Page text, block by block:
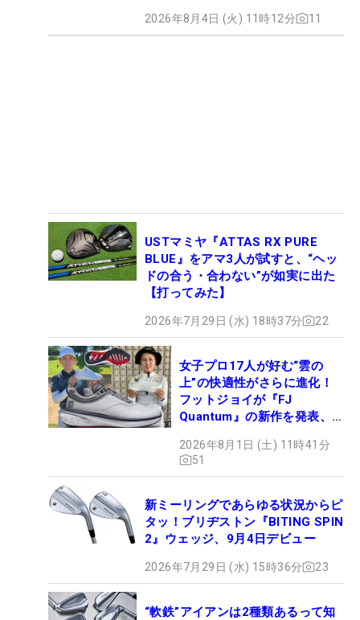
2026年8月4日 (火) 11時12分 11
USTマミヤ『ATTAS RX PURE
BLUE』をアマ3人が試すと、“ヘッ
ドの合う・合わない”が如実に出た
【打ってみた】
2026年7月29日 (水) 18時37分 22
女子プロ17人が好む“雲の
上”の快適性がさらに進化！
フットジョイが『FJ
Quantum』の新作を発表、8
2026年8月1日 (土) 11時41分
51
新ミーリングであらゆる状況からピ
タッ！ブリヂストン『BITING SPIN
2』ウェッジ、9月4日デビュー
2026年7月29日 (水) 15時36分 23
“軟鉄”アイアンは2種類あるって知